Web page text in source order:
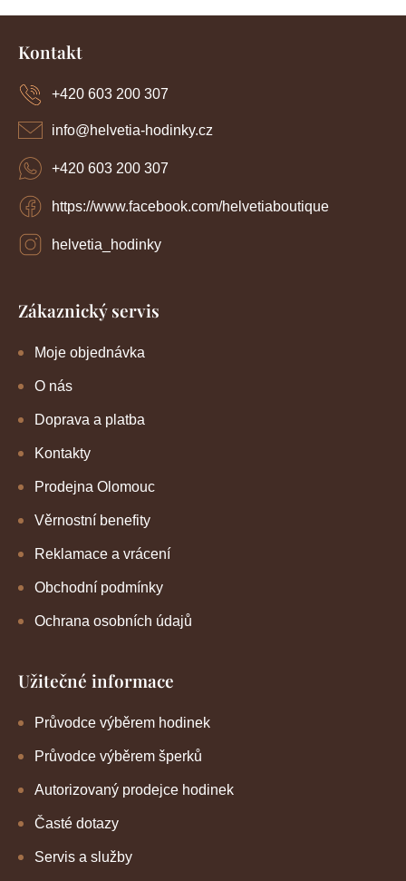
Z
Kontakt
info@helvetia-hodinky.cz
+420 603 200 307
https://www.facebook.com/helvetiaboutique
helvetia_hodinky
+420 603 200 307
Zákaznický servis
Moje objednávka
O nás
Doprava a platba
Kontakty
Prodejna Olomouc
Věrnostní benefity
Reklamace a vrácení
Obchodní podmínky
Ochrana osobních údajů
Užitečné informace
Průvodce výběrem hodinek
Průvodce výběrem šperků
Autorizovaný prodejce hodinek
Časté dotazy
Servis a služby